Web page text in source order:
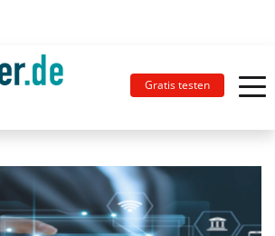
Gratis testen